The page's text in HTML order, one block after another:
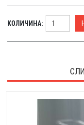
КОЛИЧИНА: